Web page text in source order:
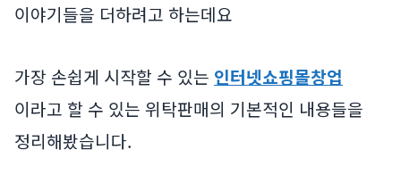
이야기들을 더하려고 하는데요
가장 손쉽게 시작할 수 있는 인터넷쇼핑몰창업
이라고 할 수 있는 위탁판매의 기본적인 내용들을
정리해봤습니다.